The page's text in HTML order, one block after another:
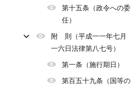
第十五条（政令への委
任）
附 則（平成一一年七月
一六日法律第八七号）
第一条（施行期日）
第百五十九条（国等の